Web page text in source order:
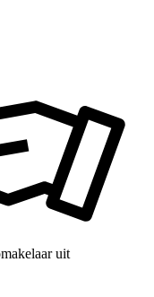
uit